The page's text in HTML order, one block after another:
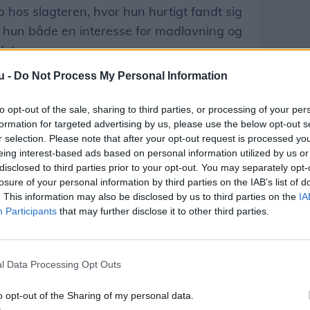
- Do Not Process My Personal Information
opt-out of the sale, sharing to third parties, or processing of your
for targeted advertising by us, please use the below opt-out
selection. Please note that after your opt-out request is processed
interest-based ads based on personal information utilized by us
to third parties prior to your opt-out. You may separately
of your personal information by third parties on the IAB’s list of
This information may also be disclosed by us to third parties on the
Participants that may further disclose it to other third parties.
Data Processing Opt Outs
opt-out of the Sharing of my personal data.
hos slagteren, hvor hun hurtigt fandt sig
både en interesse for madlavning og
hende med at afslutte 9. klasse og
i lære, men eksamen blev flere
at hun ikke var klar. Det ville
vente på.
af erfaring, hvor stor forskel den rette
kontakt til kommunens ordblindeskole